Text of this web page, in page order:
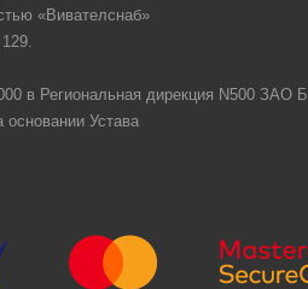
«Вивателснаб»
в Региональная дирекция N500
Устава